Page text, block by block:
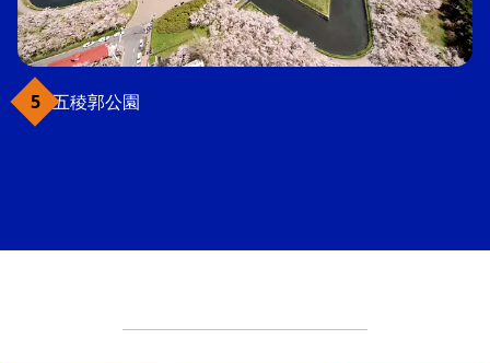
五稜郭公園